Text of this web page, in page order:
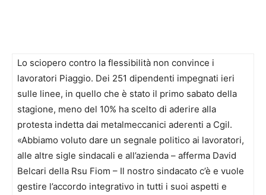
Lo sciopero contro la flessibilità non convince i
lavoratori Piaggio. Dei 251 dipendenti impegnati ieri
sulle linee, in quello che è stato il primo sabato della
stagione, meno del 10% ha scelto di aderire alla
protesta indetta dai metalmeccanici aderenti a Cgil.
«Abbiamo voluto dare un segnale politico ai lavoratori,
alle altre sigle sindacali e all’azienda – afferma David
Belcari della Rsu Fiom – Il nostro sindacato c’è e vuole
gestire l’accordo integrativo in tutti i suoi aspetti e